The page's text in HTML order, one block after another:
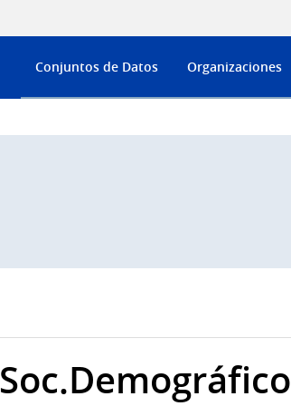
Conjuntos de Datos Organizaciones
Soc.Demográfico